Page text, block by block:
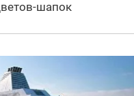
шапок